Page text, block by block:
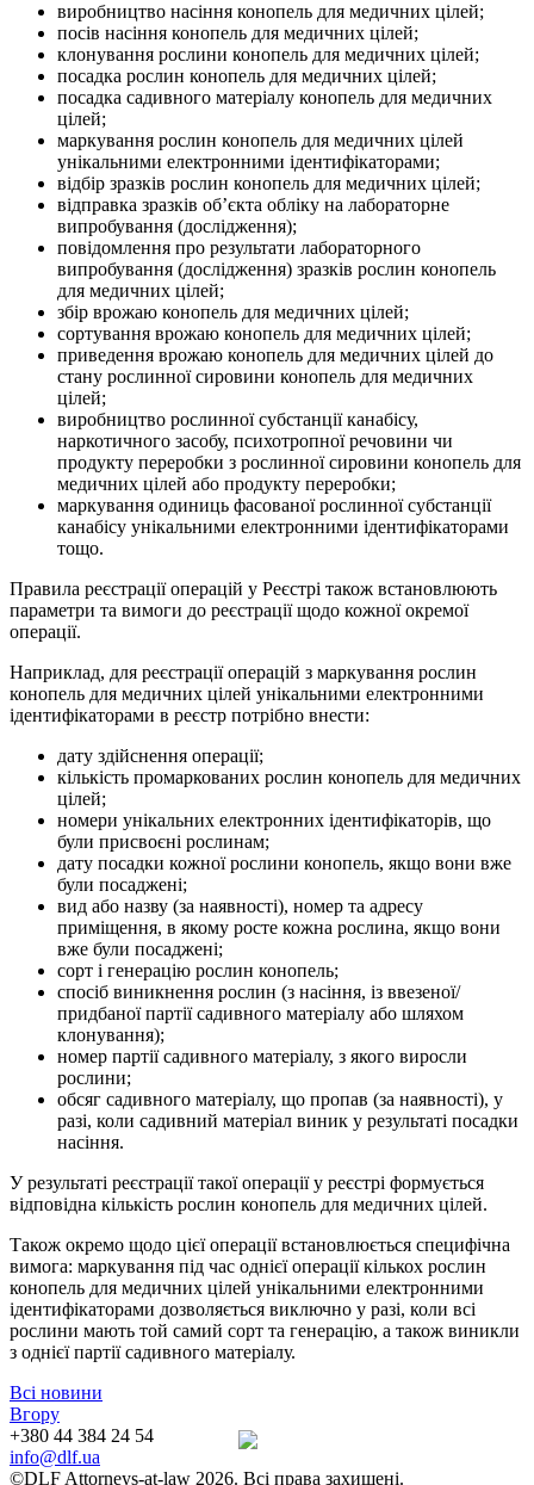
виробництво насіння конопель для медичних цілей;
посів насіння конопель для медичних цілей;
клонування рослини конопель для медичних цілей;
посадка рослин конопель для медичних цілей;
посадка садивного матеріалу конопель для медичних
цілей;
маркування рослин конопель для медичних цілей
унікальними електронними ідентифікаторами;
відбір зразків рослин конопель для медичних цілей;
відправка зразків об’єкта обліку на лабораторне
випробування (дослідження);
повідомлення про результати лабораторного
випробування (дослідження) зразків рослин конопель
для медичних цілей;
збір врожаю конопель для медичних цілей;
сортування врожаю конопель для медичних цілей;
приведення врожаю конопель для медичних цілей до
стану рослинної сировини конопель для медичних
цілей;
виробництво рослинної субстанції канабісу,
наркотичного засобу, психотропної речовини чи
продукту переробки з рослинної сировини конопель для
медичних цілей або продукту переробки;
маркування одиниць фасованої рослинної субстанції
канабісу унікальними електронними ідентифікаторами
тощо.
Правила реєстрації операцій у Реєстрі також встановлюють
параметри та вимоги до реєстрації щодо кожної окремої
операції.
Наприклад, для реєстрації операцій з маркування рослин
конопель для медичних цілей унікальними електронними
ідентифікаторами в реєстр потрібно внести:
дату здійснення операції;
кількість промаркованих рослин конопель для медичних
цілей;
номери унікальних електронних ідентифікаторів, що
були присвоєні рослинам;
дату посадки кожної рослини конопель, якщо вони вже
були посаджені;
вид або назву (за наявності), номер та адресу
приміщення, в якому росте кожна рослина, якщо вони
вже були посаджені;
сорт і генерацію рослин конопель;
спосіб виникнення рослин (з насіння, із ввезеної/
придбаної партії садивного матеріалу або шляхом
клонування);
номер партії садивного матеріалу, з якого виросли
рослини;
обсяг садивного матеріалу, що пропав (за наявності), у
разі, коли садивний матеріал виник у результаті посадки
насіння.
У результаті реєстрації такої операції у реєстрі формується
відповідна кількість рослин конопель для медичних цілей.
Також окремо щодо цієї операції встановлюється специфічна
вимога: маркування під час однієї операції кількох рослин
конопель для медичних цілей унікальними електронними
ідентифікаторами дозволяється виключно у разі, коли всі
рослини мають той самий сорт та генерацію, а також виникли
з однієї партії садивного матеріалу.
Всі новини
Вгору
+380 44 384 24 54
info@dlf.ua
©DLF Attorneys-at-law 2026. Всі права захищені.